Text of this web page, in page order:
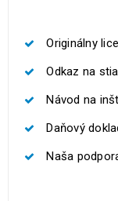
Originálny
Odkaz na
Návod na
Daňový
Naša